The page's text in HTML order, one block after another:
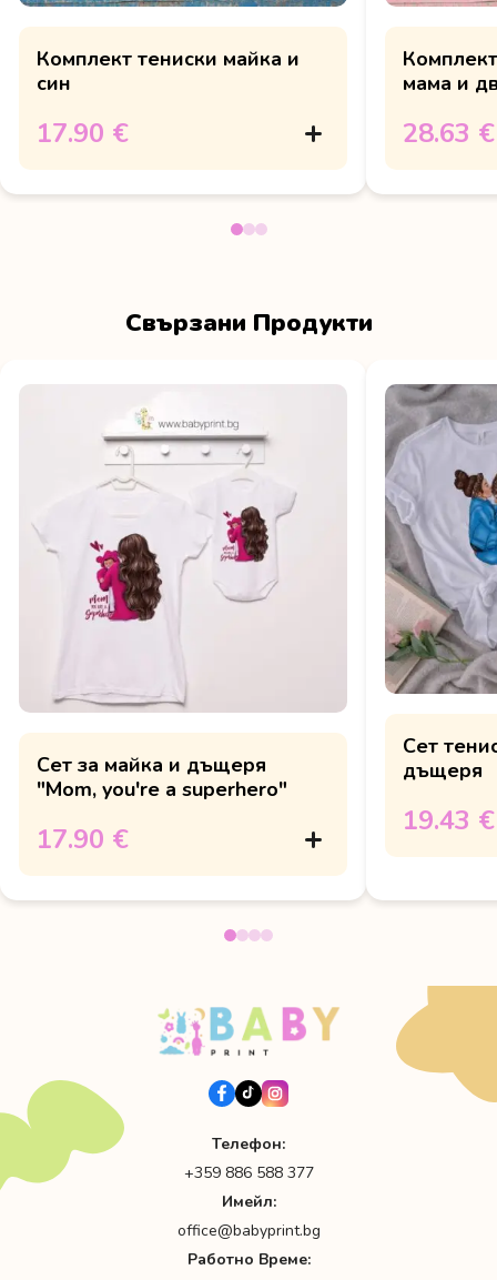
Комплект тениски майка и
син
17.90 €
мама и
28.63 €
Свързани Продукти
Сет за майка и дъщеря
"Mom, you're a superhero"
17.90 €
Сет
дъщеря
19.43 €
Телефон:
+359 886 588 377
Имейл:
office@babyprint.bg
Работно Време: